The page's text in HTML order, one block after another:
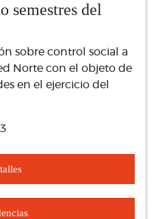
semestres del
sobre control social a
Norte con el objeto de
en el ejercicio del